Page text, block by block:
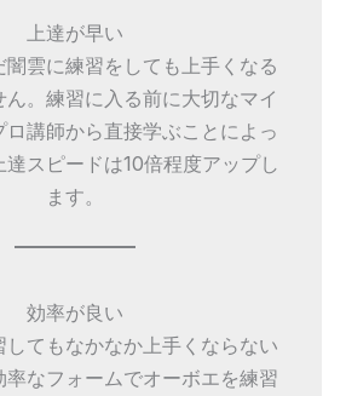
上達が早い
闇雲に練習をしても上手くなる
ん。練習に入る前に大切なマイ
ロ講師から直接学ぶことによっ
スピードは10倍程度アップし
ます。
効率が良い
してもなかなか上手くならない
率なフォームでオーボエを練習